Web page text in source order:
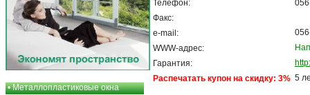
•Металлопластиковые окна
Телефон:
Факс:
e-mail:
WWW-адрес:
Гарантия:
Распечатать купон на скидку: 3% 5